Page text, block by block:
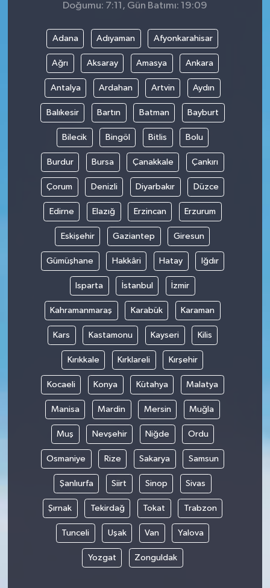
Doğumu: 7:11, Gün Batımı: 19:09
Adana Adıyaman Afyonkarahisar
Ağrı Aksaray Amasya Ankara
Antalya Ardahan Artvin Aydın
Balıkesir Bartın Batman Bayburt
Bilecik Bingöl Bitlis Bolu
Burdur Bursa Çanakkale Çankırı
Çorum Denizli Diyarbakır Düzce
Edirne Elazığ Erzincan Erzurum
Eskişehir Gaziantep Giresun
Gümüşhane Hakkâri Hatay Iğdır
Isparta İstanbul İzmir
Kahramanmaraş Karabük Karaman
Kars Kastamonu Kayseri Kilis
Kırıkkale Kırklareli Kırşehir
Kocaeli Konya Kütahya Malatya
Manisa Mardin Mersin Muğla
Muş Nevşehir Niğde Ordu
Osmaniye Rize Sakarya Samsun
Şanlıurfa Siirt Sinop Sivas
Şırnak Tekirdağ Tokat Trabzon
Tunceli Uşak Van Yalova
Yozgat Zonguldak